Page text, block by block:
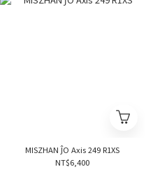
MISZHAN ĴO Axis 249 R1XS
NT$6,400